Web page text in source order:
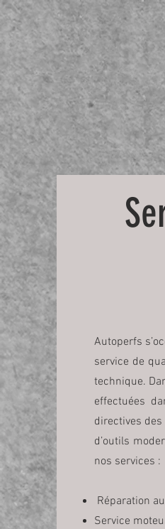
Autoperfs
service de
technique.
effectuées
directives
d’outils
nos services :
Réparation
Service